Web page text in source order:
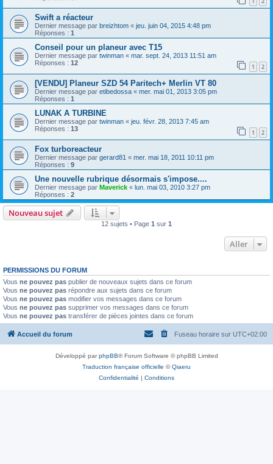
Swift a réacteur
Dernier message par breizhtom « jeu. juin 04, 2015 4:48 pm
Réponses : 1
Conseil pour un planeur avec T15
Dernier message par twinman « mar. sept. 24, 2013 11:51 am
Réponses : 12 1 2
[VENDU] Planeur SZD 54 Paritech+ Merlin VT 80
Dernier message par etibedossa « mer. mai 01, 2013 3:05 pm
Réponses : 1
LUNAK A TURBINE
Dernier message par twinman « jeu. févr. 28, 2013 7:45 am
Réponses : 13 1 2
Fox turboreacteur
Dernier message par gerard81 « mer. mai 18, 2011 10:11 pm
Réponses : 9
Une nouvelle rubrique désormais s'impose....
Dernier message par Maverick « lun. mai 03, 2010 3:27 pm
Réponses : 2
Nouveau sujet
12 sujets • Page 1 sur 1
Aller
PERMISSIONS DU FORUM
Vous ne pouvez pas publier de nouveaux sujets dans ce forum
Vous ne pouvez pas répondre aux sujets dans ce forum
Vous ne pouvez pas modifier vos messages dans ce forum
Vous ne pouvez pas supprimer vos messages dans ce forum
Vous ne pouvez pas transférer de pièces jointes dans ce forum
Accueil du forum Fuseau horaire sur UTC+02:00
Développé parphpBB® Forum Software © phpBB Limited
Traduction française officielle ©Qiaeru
Confidentialité | Conditions